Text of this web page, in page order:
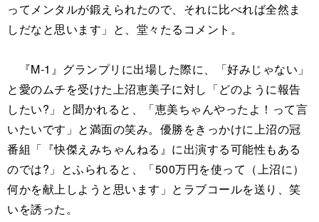
ってメンタルが鍛えられたので、それに比べれば全然ま
しだなと思います」と、堂々たるコメント。
『M-1』グランプリに出場した際に、「好みじゃない」
と愛のムチを受けた上沼恵美子に対し「どのように報告
したい?」と聞かれると、「恵美ちゃんやったよ！って言
いたいです」と満面の笑み。優勝をきっかけに上沼の冠
番組「『快傑えみちゃんねる』に出演する可能性もある
のでは?」とふられると、「500万円を使って（上沼に）
何かを献上しようと思います」とラブコールを送り、笑
いを誘った。